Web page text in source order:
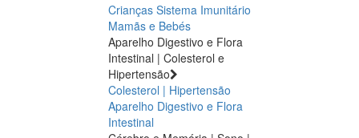
Crianças Sistema Imunitário
Mamãs e Bebés
Aparelho Digestivo e Flora
Intestinal | Colesterol e
Hipertensão
Colesterol | Hipertensão
Aparelho Digestivo e Flora
Intestinal